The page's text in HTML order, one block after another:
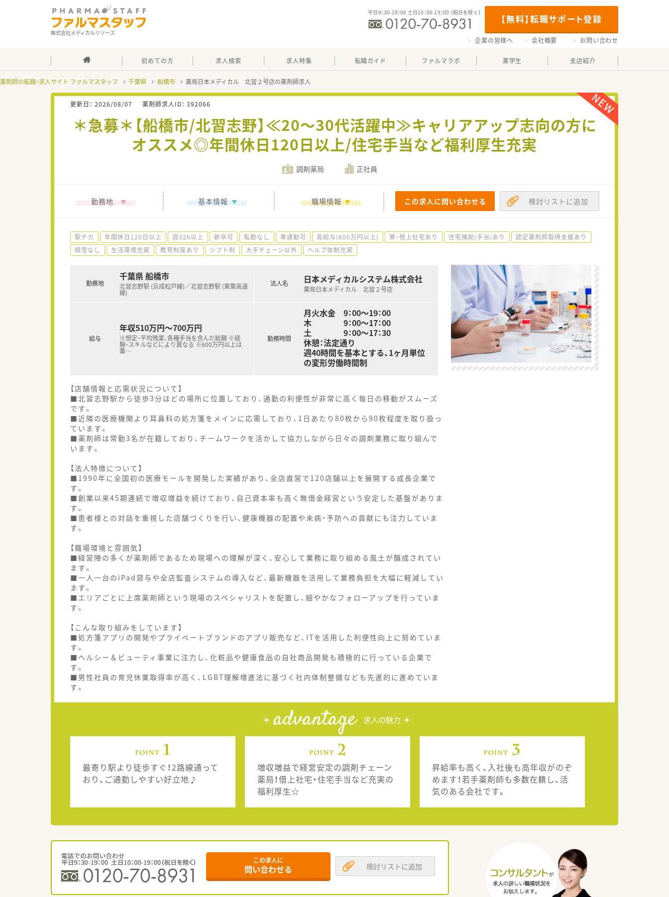
株式会社メディカルリソース
【無料】転職サポート登録
平日9：30-19：00 土日10：00-19：00 （祝日を除く）
企業の皆様へ 会社概要 お問い合わせ
初めての方 求人検索 求人特集 転職ガイド ファルマラボ 薬学生 支店紹介
薬剤師の転職・求人サイト ファルマスタッフ 千葉県 船橋市 薬局日本メディカル 北習２号店の薬剤師求人
更新日： 2026/08/07 薬剤師求人ID： 392066
＊急募＊【船橋市/北習志野】≪20～30代活躍中≫キャリアアップ志向の方に
オススメ◎年間休日120日以上/住宅手当など福利厚生充実
調剤薬局 正社員
勤務地 基本情報 職場情報 この求人に問い合わせる 検討リストに追加
駅チカ 年間休日120日以上 週32h以上 新卒可 転勤なし 車通勤可 高給与(600万円以上) 寮・借上社宅あり 住宅補助(手当)あり
認定薬剤師取得支援あり
積雪なし
生活環境充実 教育制度あり シフト制 大手チェーン以外 ヘルプ体制充実
勤務地
千葉県 船橋市
北習志野駅 (京成松戸線)／北習志野駅 (東葉高速
線)
給与
年収510万円～700万円
※想定・平均残業、各種手当を含んだ総額 ※経
験・スキルなどにより異なる ※600万円以上は
薬…
法人名 日本メディカルシステム株式会社
薬局日本メディカル 北習２号店
勤務時間
月火水金 9：00～19：00
木 9：00～17：00
土 9：00～17：30
休憩：法定通り
週40時間を基本とする、1ヶ月単位
の変形労働時間制
【店舗情報と応需状況について】
■北習志野駅から徒歩3分ほどの場所に位置しており、通勤の利便性が非常に高く毎日の移動がスムーズ
です。
■近隣の医療機関より耳鼻科の処方箋をメインに応需しており、1日あたり80枚から90枚程度を取り扱っ
ています。
■薬剤師は常勤3名が在籍しており、チームワークを活かして協力しながら日々の調剤業務に取り組んで
います。
【法人特徴について】
■1990年に全国初の医療モールを開発した実績があり、全店直営で120店舗以上を展開する成長企業で
す。
■創業以来45期連続で増収増益を続けており、自己資本率も高く無借金経営という安定した基盤がありま
す。
■患者様との対話を重視した店舗づくりを行い、健康機器の配置や未病・予防への貢献にも注力していま
す。
【職場環境と雰囲気】
■経営陣の多くが薬剤師であるため現場への理解が深く、安心して業務に取り組める風土が醸成されてい
ます。
■一人一台のiPad貸与や全店監査システムの導入など、最新機器を活用して業務負担を大幅に軽減してい
ます。
■エリアごとに上席薬剤師という現場のスペシャリストを配置し、細やかなフォローアップを行っていま
す。
【こんな取り組みをしています】
■処方箋アプリの開発やプライベートブランドのアプリ販売など、ITを活用した利便性向上に努めていま
す。
■ヘルシー＆ビューティ事業に注力し、化粧品や健康食品の自社商品開発も積極的に行っている企業で
す。
■男性社員の育児休業取得率が高く、LGBT理解増進法に基づく社内体制整備なども先進的に進めていま
す。
advantage 求人の魅力
最寄り駅より徒歩すぐ！2路線通って
おり、ご通勤しやすい好立地♪
増収増益で経営安定の調剤チェーン
薬局！借上社宅・住宅手当など充実の
福利厚生☆
昇給率も高く、入社後も高年収がのぞ
めます！若手薬剤師も多数在籍し、活
気のある会社です。
この求人に
問い合わせる 検討リストに追加